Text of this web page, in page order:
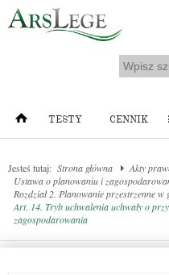
TESTY CENNIK
Jesteś tutaj: Strona główna
Akty
Ustawa o planowaniu i
Rozdział 2. Planowanie przestrzenne w
Art. 14. Tryb uchwalenia uchwały o
zagospodarowania